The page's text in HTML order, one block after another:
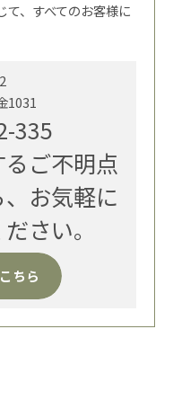
て、すべてのお客様に
1031
335
ご不明点
お気軽に
さい。
ちら